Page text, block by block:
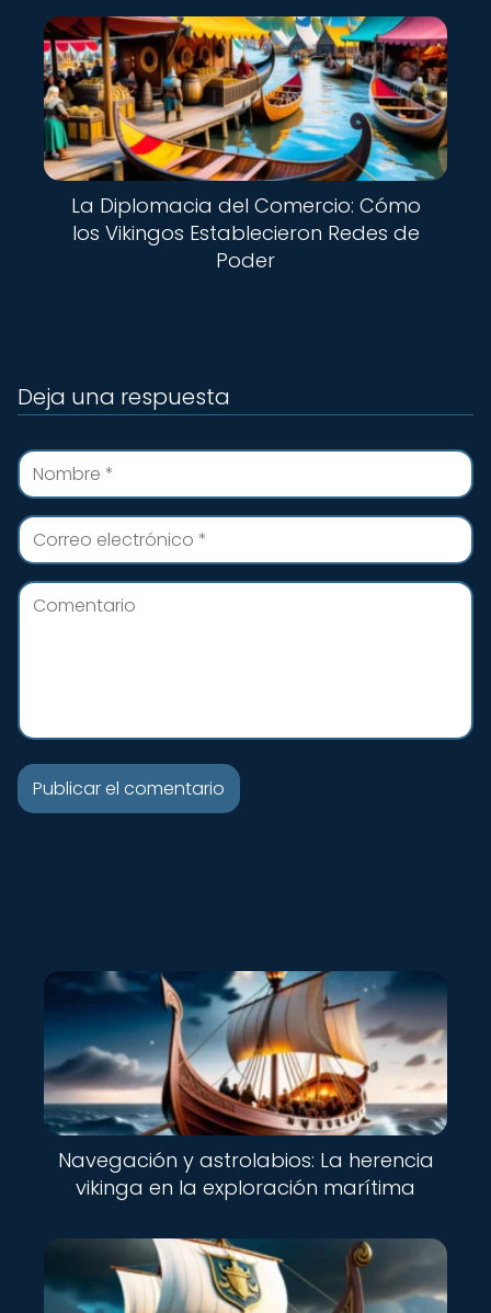
La Diplomacia del Comercio: Cómo
los Vikingos Establecieron Redes de
Poder
Deja una respuesta
Navegación y astrolabios: La herencia
vikinga en la exploración marítima